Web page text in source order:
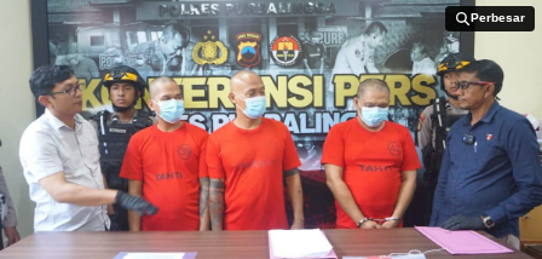
Perbesar
Perbesar